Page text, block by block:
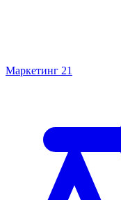
Маркетинг 21